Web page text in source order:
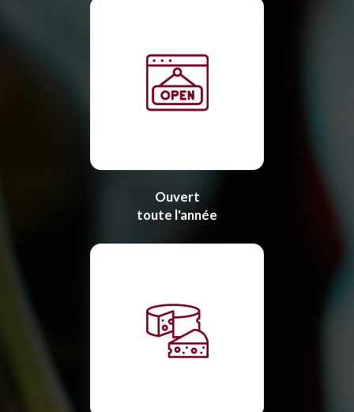
Ouvert
toute l'année